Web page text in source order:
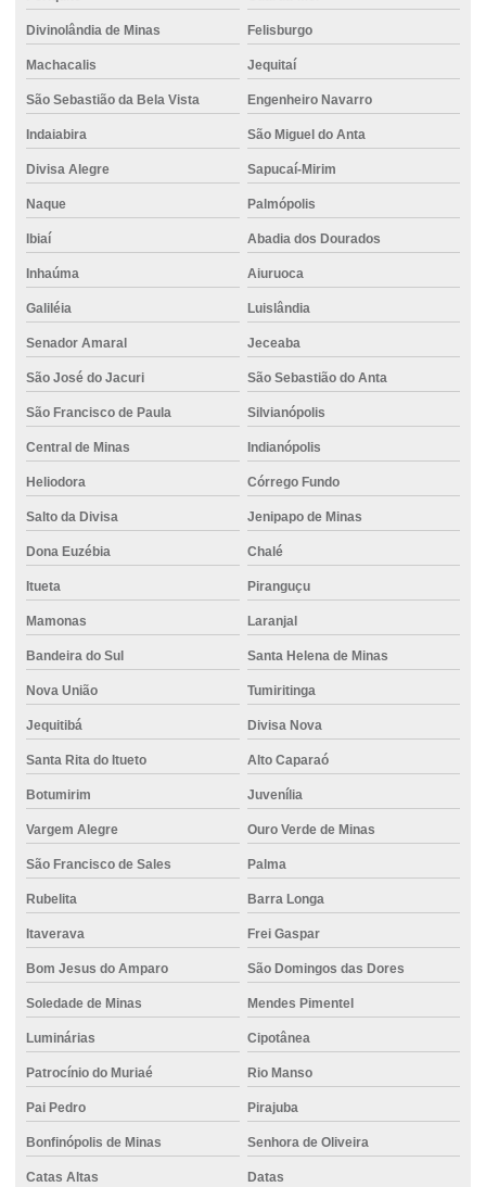
Divinolândia de Minas Felisburgo
Machacalis Jequitaí
São Sebastião da Bela Vista Engenheiro Navarro
Indaiabira São Miguel do Anta
Divisa Alegre Sapucaí-Mirim
Naque Palmópolis
Ibiaí Abadia dos Dourados
Inhaúma Aiuruoca
Galiléia Luislândia
Senador Amaral Jeceaba
São José do Jacuri São Sebastião do Anta
São Francisco de Paula Silvianópolis
Central de Minas Indianópolis
Heliodora Córrego Fundo
Salto da Divisa Jenipapo de Minas
Dona Euzébia Chalé
Itueta Piranguçu
Mamonas Laranjal
Bandeira do Sul Santa Helena de Minas
Nova União Tumiritinga
Jequitibá Divisa Nova
Santa Rita do Itueto Alto Caparaó
Botumirim Juvenília
Vargem Alegre Ouro Verde de Minas
São Francisco de Sales Palma
Rubelita Barra Longa
Itaverava Frei Gaspar
Bom Jesus do Amparo São Domingos das Dores
Soledade de Minas Mendes Pimentel
Luminárias Cipotânea
Patrocínio do Muriaé Rio Manso
Pai Pedro Pirajuba
Bonfinópolis de Minas Senhora de Oliveira
Catas Altas Datas